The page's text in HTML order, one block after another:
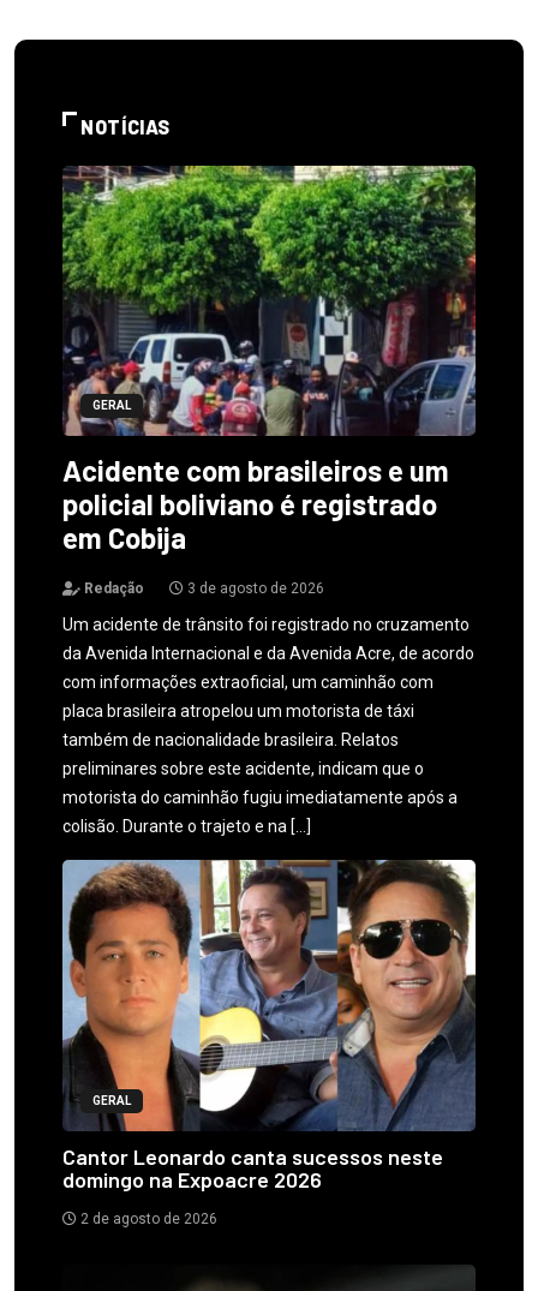
NOTÍCIAS
GERAL
Acidente com brasileiros e um
policial boliviano é registrado
em Cobija
Redação 3 de agosto de 2026
Um acidente de trânsito foi registrado no cruzamento
da Avenida Internacional e da Avenida Acre, de acordo
com informações extraoficial, um caminhão com
placa brasileira atropelou um motorista de táxi
também de nacionalidade brasileira. Relatos
preliminares sobre este acidente, indicam que o
motorista do caminhão fugiu imediatamente após a
colisão. Durante o trajeto e na […]
GERAL
Cantor Leonardo canta sucessos neste
domingo na Expoacre 2026
2 de agosto de 2026